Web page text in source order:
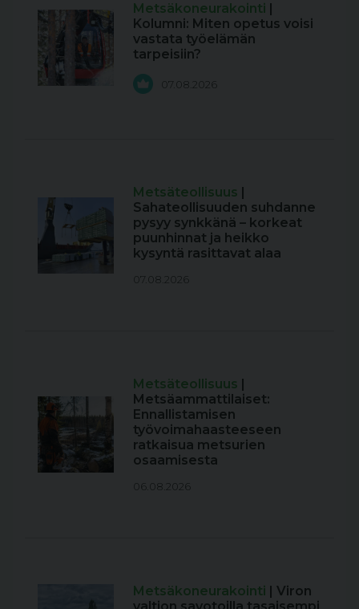
Metsäkoneurakointi
Kolumni: Miten opetus voisi
vastata työelämän
tarpeisiin?
07.08.2026
Metsäteollisuus
Sahateollisuuden suhdanne
pysyy synkkänä – korkeat
puunhinnat ja heikko
kysyntä rasittavat alaa
07.08.2026
Metsäteollisuus
Metsäammattilaiset:
Ennallistamisen
työvoimahaasteeseen
ratkaisua metsurien
osaamisesta
06.08.2026
Metsäkoneurakointi
| Viron